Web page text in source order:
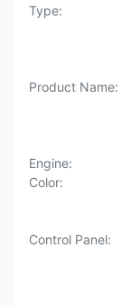
Type:
Product Name:
Engine:
Color:
Control Panel: